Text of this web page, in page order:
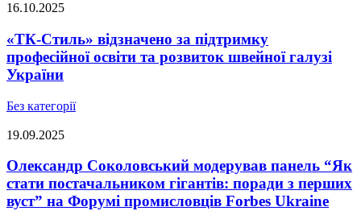
16.10.2025
«ТК-Стиль» відзначено за підтримку
професійної освіти та розвиток швейної галузі
України
Без категорії
19.09.2025
Олександр Соколовський модерував панель “Як
стати постачальником гігантів: поради з перших
вуст” на Форумі промисловців Forbes Ukraine